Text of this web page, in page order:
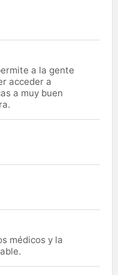
a la gente
acceder a
a muy buen
médicos y la